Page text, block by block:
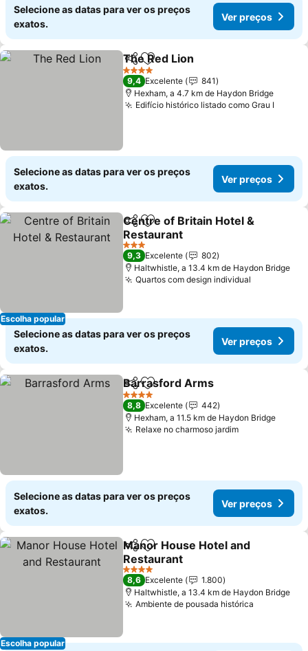
Selecione as datas para ver os preços
exatos.
Ver preços
PartilharAdicionar aos favoritos
The Red Lion
4 Estrelas
9,4 Excelente
841
Hexham, a 4.7 km de Haydon Bridge
Edifício histórico listado como Grau IVer
Selecione as datas para ver os preços
exatos.
Ver preços
Escolha popular
PartilharAdicionar aos favoritos
Centre of Britain Hotel &
Restaurant
Ver preços
3 Estrelas
9,3 Excelente
802
Haltwhistle, a 13.4 km de Haydon Bridge
Quartos com design individual
Selecione as datas para ver os preços
exatos.
Ver preços
PartilharAdicionar aos favoritos
Barrasford Arms
4 Estrelas
8,8 Excelente
442
Hexham, a 11.5 km de Haydon Bridge
Relaxe no charmoso jardimVer preços
Selecione as datas para ver os preços
exatos.
Ver preços
Escolha popular
PartilharAdicionar aos favoritos
Manor House Hotel and
Restaurant
Ver preços
4 Estrelas
8,6 Excelente
1.800
Haltwhistle, a 13.4 km de Haydon Bridge
Ambiente de pousada histórica